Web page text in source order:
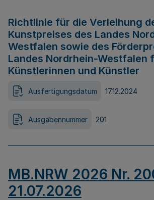
Richtlinie für die Verleihung
Kunstpreises des Landes
Westfalen sowie des
Landes Nordrhein-Westfalen
Künstlerinnen und Künstler
Ausfertigungsdatum 17.12.2024
Ausgabennummer 201
MB.NRW 2026 Nr.
21.07.2026